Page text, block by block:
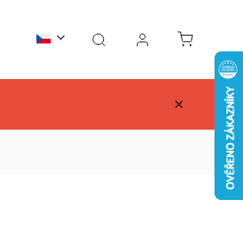
TAEKWONDO AIKIDO